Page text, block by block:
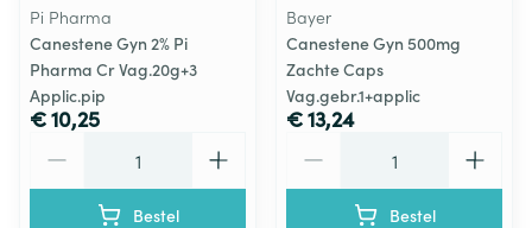
Pi Pharma
Canestene Gyn 2% Pi
Pharma Cr Vag.20g+3
Applic.pip
€ 10,25
Bestel
Bayer
Canestene Gyn 500mg
Zachte Caps
Vag.gebr.1+applic
€ 13,24
Bestel